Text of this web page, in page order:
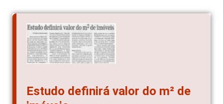
Estudo definirá valor do m² de